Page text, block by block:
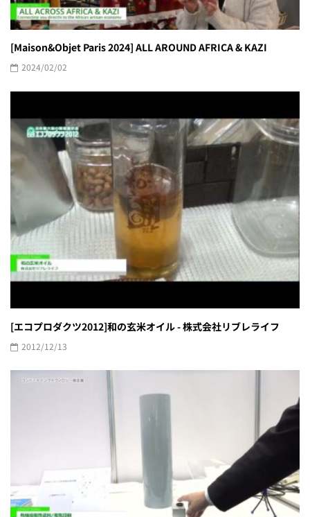
[Maison&Objet Paris 2024] ALL AROUND AFRICA & KAZI
2024/02/02
[エコプロダクツ2012]和の玄米オイル - 株式会社リブレライフ
2012/12/13